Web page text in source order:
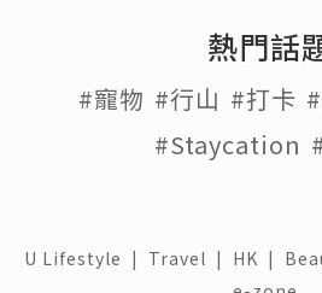
熱門話
#寵物 #行山 #打卡
#Staycation
U Lifestyle | Travel | HK |